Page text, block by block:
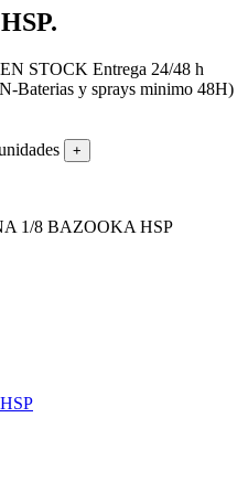
STOCK Entrega 24/48 h
Baterias y sprays minimo 48H)
+
1/8 BAZOOKA HSP